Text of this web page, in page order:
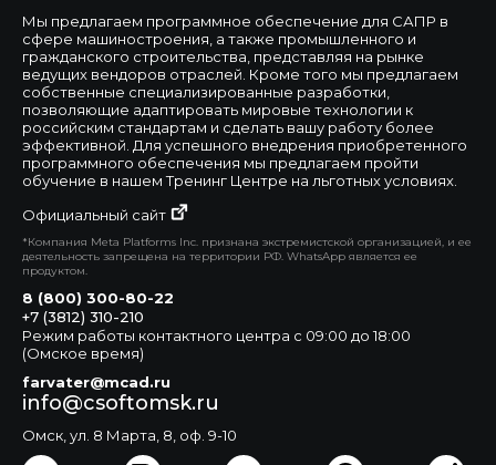
Мы предлагаем программное обеспечение для САПР в
сфере машиностроения, а также промышленного и
гражданского строительства, представляя на рынке
ведущих вендоров отраслей. Кроме того мы предлагаем
собственные специализированные разработки,
позволяющие адаптировать мировые технологии к
российским стандартам и сделать вашу работу более
эффективной. Для успешного внедрения приобретенного
программного обеспечения мы предлагаем пройти
обучение в нашем Тренинг Центре на льготных условиях.
Официальный сайт
*Компания Meta Platforms Inc. признана экстремистской организацией, и ее
деятельность запрещена на территории РФ. WhatsApp является ее
продуктом.
8 (800) 300-80-22
+7 (3812) 310-210
Режим работы контактного центра с 09:00 до 18:00
(Омское время)
farvater@mcad.ru
info@csoftomsk.ru
Омск, ул. 8 Марта, 8, оф. 9-10